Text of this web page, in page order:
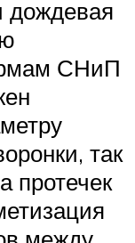
дождевая
СНиП
так
протечек